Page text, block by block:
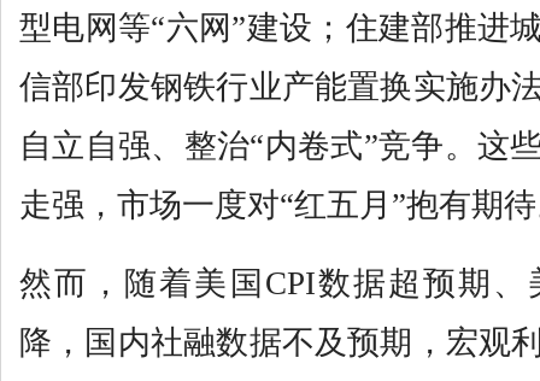
型电网等“六网”建设；住建部推进
信部印发钢铁行业产能置换实施办
自立自强、整治“内卷式”竞争。这
走强，市场一度对“红五月”抱有期
然而，随着美国CPI数据超预期
降，国内社融数据不及预期，宏观